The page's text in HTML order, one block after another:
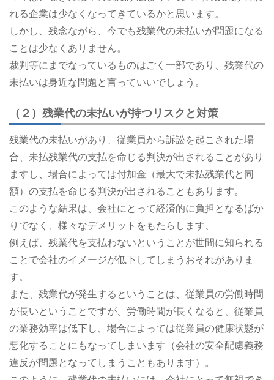
れる企業は少なくなってきているかと思います。
しかし、残念ながら、今でも残業代の未払いが問題になる
ことは少なくありません。
裁判等にまでなっているものはごく一部であり、残業代の
未払いは身近な問題と言っていいでしょう。
（２）残業代の未払いが持つリスクと対策
残業代の未払いがあり、従業員から訴訟を起こされた場
合、未払残業代の支払を命じる判決が出されることがあり
ますし、場合によっては付加金（最大で未払残業代と同
額）の支払を命じる判決が出されることもあります。
このような結果は、会社にとって経済的に負担となるばか
りでなく、様々なデメリットをもたらします、
例えば、残業代を支払わないということが世間に知られる
ことで会社のイメージが低下してしまうおそれがありま
す。
また、残業代が発生するということは、従業員の労働時間
が長いということですが、労働時間が長くなると、従業員
の業務効率は低下し、場合によっては従業員の健康状態が
悪化することにもなってしまいます（会社の安全配慮義務
違反が問題となってしまうこともあります）。